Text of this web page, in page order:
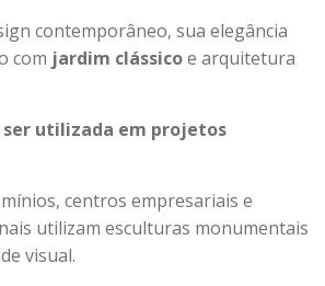
contemporâneo, sua elegância
com jardim clássicoe arquitetura
ser utilizada em projetos
centros empresariais e
utilizam esculturas monumentais
visual.